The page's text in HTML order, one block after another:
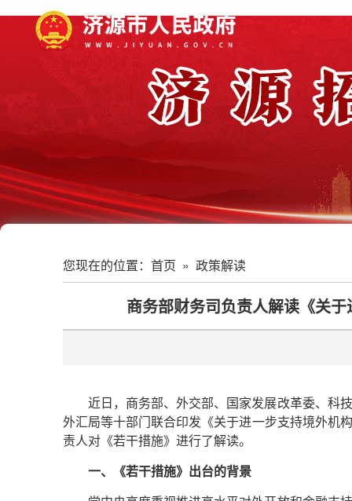
您现在的位置： 首页 » 政策解读
商务部财务司负责人解读《关
近日，商务部、外交部、国家发展改革委、科
外汇局等十部门联合印发《关于进一步支持境外机
责人对《若干措施》进行了解读。
一、《若干措施》出台的背景